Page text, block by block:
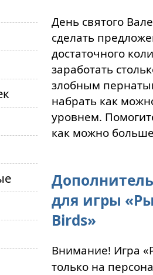
День святого
сделать
достаточного
заработать
злобным
набрать как
уровнем.
как можно
для игры
Birds»
Внимание! Игра
только на